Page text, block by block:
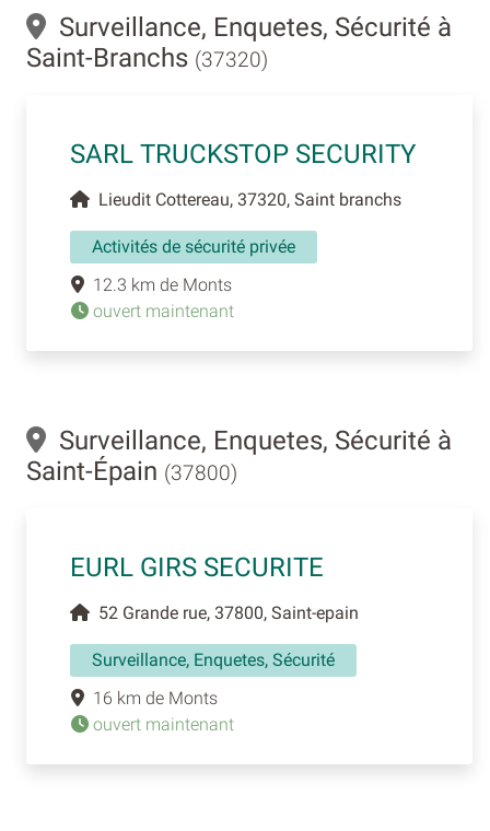
Surveillance, Enquetes, Sécurité à
Saint-Branchs (37320)
SARL TRUCKSTOP SECURITY
Lieudit Cottereau, 37320, Saint branchs
Activités de sécurité privée
12.3 km de Monts
ouvert maintenant
Surveillance, Enquetes, Sécurité à
Saint-Épain (37800)
EURL GIRS SECURITE
52 Grande rue, 37800, Saint-epain
Surveillance, Enquetes, Sécurité
16 km de Monts
ouvert maintenant